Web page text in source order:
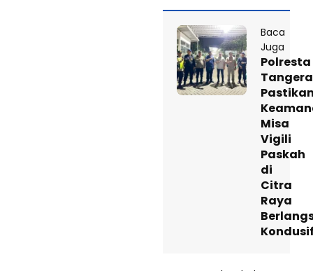
Baca
Juga
Polresta
Misa
Vigili
Paskah
di
Citra
Raya